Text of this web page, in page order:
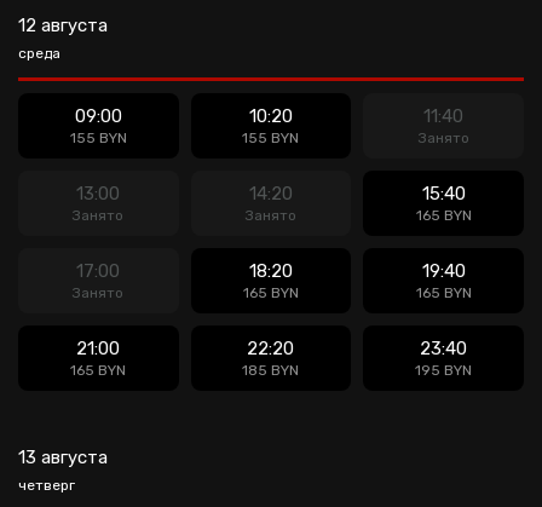
12 августа
среда
09:00
155 BYN
10:20
155 BYN
11:40
Занято
13:00
Занято
14:20
Занято
15:40
165 BYN
17:00
Занято
18:20
165 BYN
19:40
165 BYN
21:00
165 BYN
22:20
185 BYN
23:40
195 BYN
13 августа
четверг